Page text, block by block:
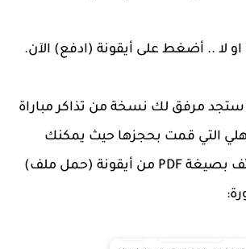
لا .. أضغط على أيقونة (ادفع) الآن.
مرفق لك نسخة من تذاكر مباراة
التي قمت بحجزها حيث يمكنك
تحميلها إلى الهاتف بصيغة PDF من أيقونة (حمل ملف)